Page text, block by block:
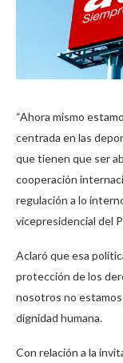
“Ahora mismo
centrada en las
que tienen que ser
cooperación
regulación a lo
vicepresidencial del
Aclaró que esa
protección de los
nosotros no
dignidad humana.
Con relación a la